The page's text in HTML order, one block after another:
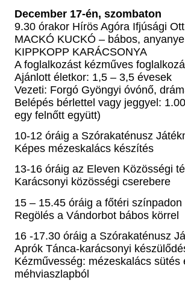
December 17-én, szombaton
9.30 órakor Hírös Agóra Ifjúsági
MACKÓ KUCKÓ – bábos,
KIPPKOPP KARÁCSONYA
A foglalkozást kézműves
Ajánlott életkor: 1,5 – 3,5 évesek
Vezeti: Forgó Gyöngyi óvónő,
Belépés bérlettel vagy jeggyel:
egy felnőtt együtt)
10-12 óráig a Szórakaténusz
Képes mézeskalács készítés
13-16 óráig az Eleven Közösségi
Karácsonyi közösségi cserebere
15 – 15.45 óráig a főtéri színpadon
Regölés a Vándorbot bábos körrel
16 -17.30 óráig a Szórakaténusz
Aprók Tánca-karácsonyi
Kézművesség: mézeskalács
méhviaszlapból